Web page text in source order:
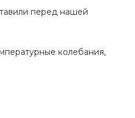
перед нашей
колебания,